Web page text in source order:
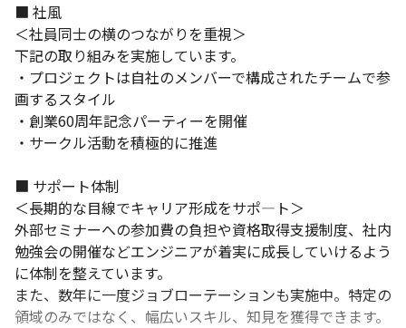
■ 社風
＜社員同士の横のつながりを重視＞
下記の取り組みを実施しています。
・プロジェクトは自社のメンバーで構成されたチームで参
画するスタイル
・創業60周年記念パーティーを開催
・サークル活動を積極的に推進
■ サポート体制
＜長期的な目線でキャリア形成をサポ―ト＞
外部セミナーへの参加費の負担や資格取得支援制度、社内
勉強会の開催などエンジニアが着実に成長していけるよう
に体制を整えています。
また、数年に一度ジョブローテーションも実施中。特定の
領域のみではなく、幅広いスキル、知見を獲得できます。